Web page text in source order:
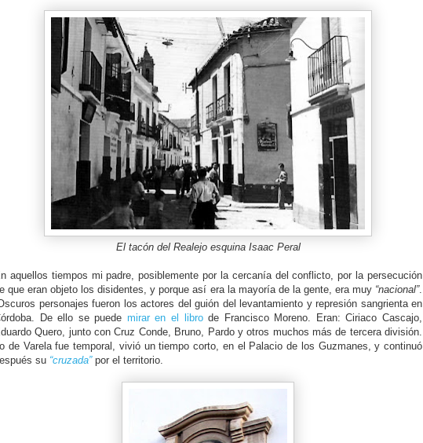
El tacón del Realejo esquina Isaac Peral
aquellos tiempos mi padre, posiblemente por la cercanía del conflicto, por la persecución
que eran objeto los disidentes, y porque así era la mayoría de la gente, era muy “nacional”.
personajes fueron los actores del guión del levantamiento y represión sangrienta en
De ello se puede mirar en el librode Francisco Moreno. Eran: Ciriaco Cascajo,
Quero, junto con Cruz Conde, Bruno, Pardo y otros muchos más de tercera división.
de Varela fue temporal, vivió un tiempo corto, en el Palacio de los Guzmanes, y continuó
su “cruzada”por el territorio.